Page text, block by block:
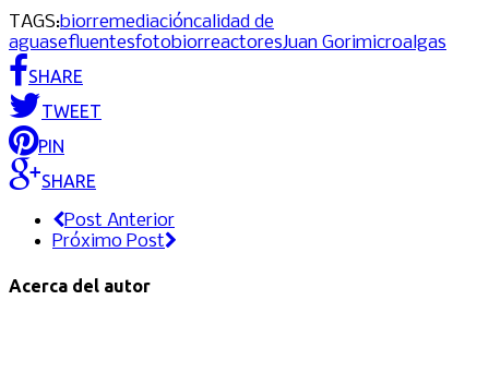
TAGS:biorremediacióncalidad de
aguasefluentesfotobiorreactoresJuan Gorimicroalgas
SHARE
TWEET
PIN
SHARE
Post Anterior
Próximo Post
Acerca del autor